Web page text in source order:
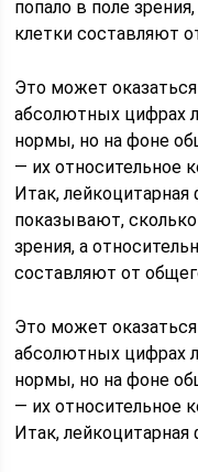
попало в поле
клетки составляют
Это может
абсолютных цифрах
нормы, но на фоне
— их относительное
Итак,
показывают,
зрения, а
составляют от
Это может
абсолютных цифрах
нормы, но на фоне
— их относительное
Итак, лейкоцитарная